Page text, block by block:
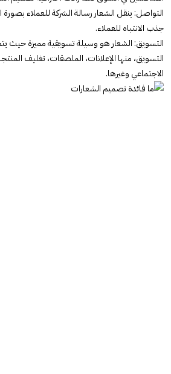
التواصل: ينقل الشعار رسالة الشركة للعملاء بصورة
جذب الانتباه للعملاء.
التسويق: الشعار هو وسيلة تسويقية مميزة حيث
التسويق، منها الإعلانات، الملصقات، تغليف
الاجتماعي وغيرها.